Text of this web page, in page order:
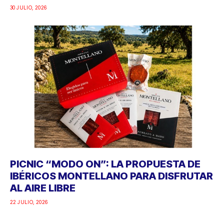
30 JULIO, 2026
PICNIC “MODO ON”: LA PROPUESTA DE
IBÉRICOS MONTELLANO PARA DISFRUTAR
AL AIRE LIBRE
22 JULIO, 2026